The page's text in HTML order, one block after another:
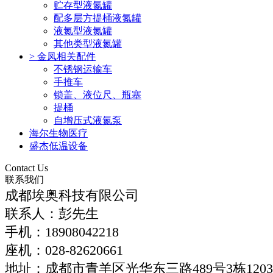
贮存型液氮罐
配多层方提桶液氮罐
液氮型液氮罐
其他类型液氮罐
> 金凤相关配件
不锈钢运输车
手推车
锁盖、液位尺、瓶塞
提桶
自增压式液氮泵
海尔生物医疗
盛杰低温设备
Contact Us
联系我们
成都埃奥科技有限公司
联系人：彭先生
手机： 18908042218
座机： 028-82620661
地址：成都市青羊区光华东三路489号3栋